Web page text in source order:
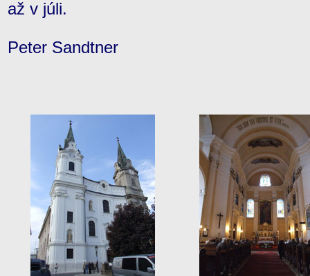
až v júli.
Peter Sandtner